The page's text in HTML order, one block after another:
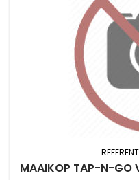
MAAIKOP TAP-N-GO